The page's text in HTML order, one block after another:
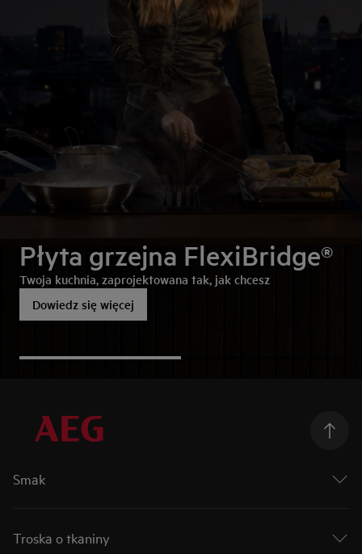
Płyta grzejna FlexiBridge®
Twoja kuchnia, zaprojektowana tak, jak chcesz
Dowiedz się więcej
Smak
Mastery Collection
Connectivity
Troska o tkaniny